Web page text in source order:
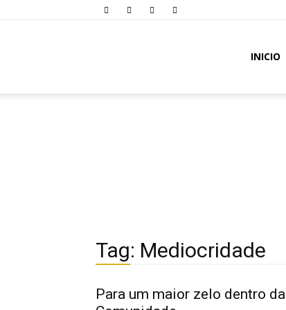
INICIO
Tag: Mediocridade
Para um maior zelo dentro da